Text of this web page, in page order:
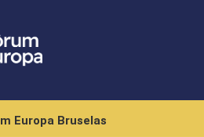
Europa Bruselas